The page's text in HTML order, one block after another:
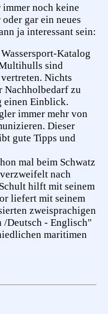
noch keine
gar ein neues
ja interessant sein:
Katalog
sind
Nichts
Nachholbedarf zu
einen Einblick.
immer mehr von
Dieser
gute Tipps und
mal beim Schwatz
nach
hilft mit seinem
liefert mit seinem
zweisprachigen
/Deutsch - Englisch"
maritimen